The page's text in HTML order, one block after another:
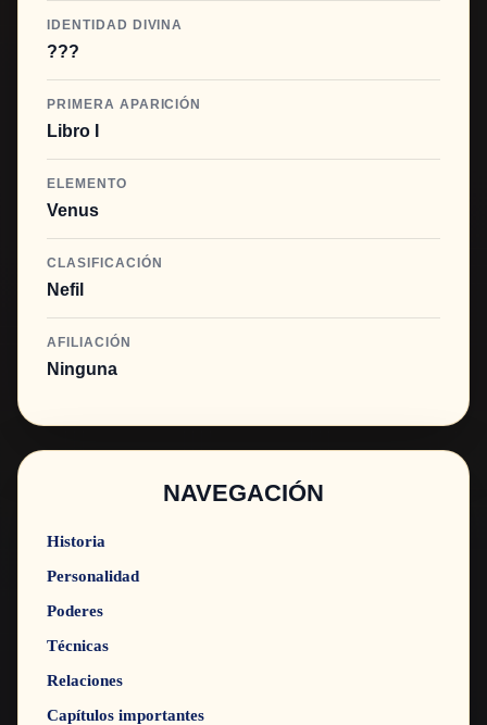
IDENTIDAD DIVINA
???
PRIMERA APARICIÓN
Libro I
ELEMENTO
Venus
CLASIFICACIÓN
Nefil
AFILIACIÓN
Ninguna
NAVEGACIÓN
Historia
Personalidad
Poderes
Técnicas
Relaciones
Capítulos importantes